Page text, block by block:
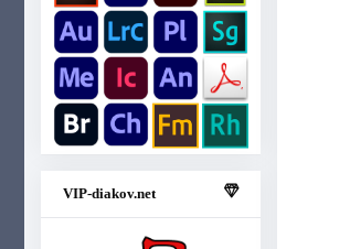
VIP-diakov.net